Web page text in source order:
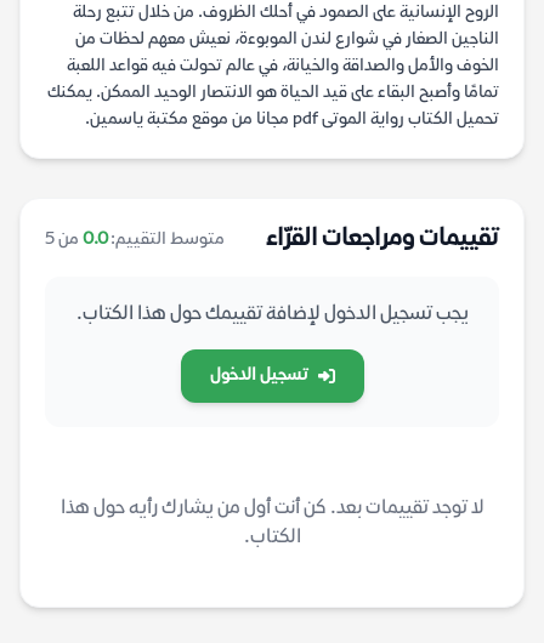
الروح الإنسانية على الصمود في أحلك الظروف. من خلال تتبع رحلة
الناجين الصغار في شوارع لندن الموبوءة، نعيش معهم لحظات من
الخوف والأمل والصداقة والخيانة، في عالم تحولت فيه قواعد اللعبة
تمامًا وأصبح البقاء على قيد الحياة هو الانتصار الوحيد الممكن. يمكنك
تحميل الكتاب رواية الموتى pdf مجانا من موقع مكتبة ياسمين.
تقييمات ومراجعات القرّاء متوسط التقييم:0.0 من 5
يجب تسجيل الدخول لإضافة تقييمك حول هذا الكتاب.
تسجيل الدخول
لا توجد تقييمات بعد. كن أنت أول من يشارك رأيه حول هذا
الكتاب.